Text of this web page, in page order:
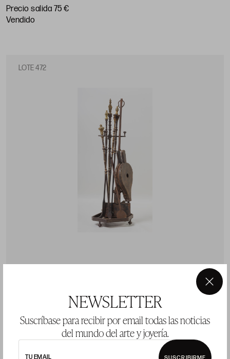
NEWSLETTER
Suscríbase para recibir por email todas las noticias
del mundo del arte y joyería.
TU EMAIL SUSCRIBIRME
×
Precio salida 75 €
vendido
LOTE 472
Lote de aperos de chimenea en su soporte de hierro y
Precio salida 90 €